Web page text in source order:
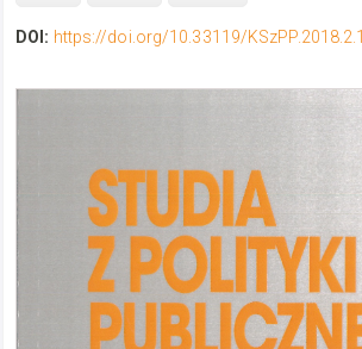
DOI: https://doi.org/10.33119/KSzPP.2018.2.1